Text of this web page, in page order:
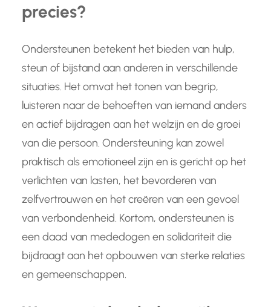
precies?
Ondersteunen betekent het bieden van hulp,
steun of bijstand aan anderen in verschillende
situaties. Het omvat het tonen van begrip,
luisteren naar de behoeften van iemand anders
en actief bijdragen aan het welzijn en de groei
van die persoon. Ondersteuning kan zowel
praktisch als emotioneel zijn en is gericht op het
verlichten van lasten, het bevorderen van
zelfvertrouwen en het creëren van een gevoel
van verbondenheid. Kortom, ondersteunen is
een daad van mededogen en solidariteit die
bijdraagt aan het opbouwen van sterke relaties
en gemeenschappen.